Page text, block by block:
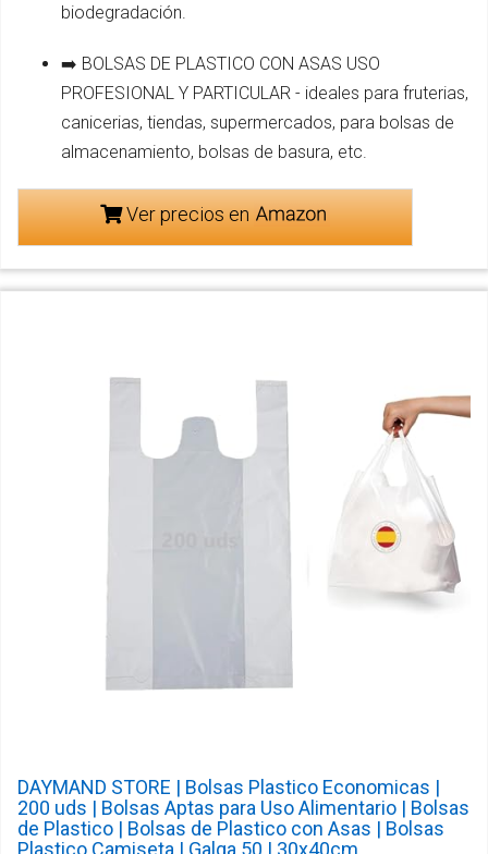
biodegradación.
➡️ BOLSAS DE PLASTICO CON ASAS USO
PROFESIONAL Y PARTICULAR - ideales para fruterias,
canicerias, tiendas, supermercados, para bolsas de
almacenamiento, bolsas de basura, etc.
Ver precios en
DAYMAND STORE | Bolsas Plastico Economicas |
200 uds | Bolsas Aptas para Uso Alimentario | Bolsas
de Plastico | Bolsas de Plastico con Asas | Bolsas
Plastico Camiseta | Galga 50 | 30x40cm